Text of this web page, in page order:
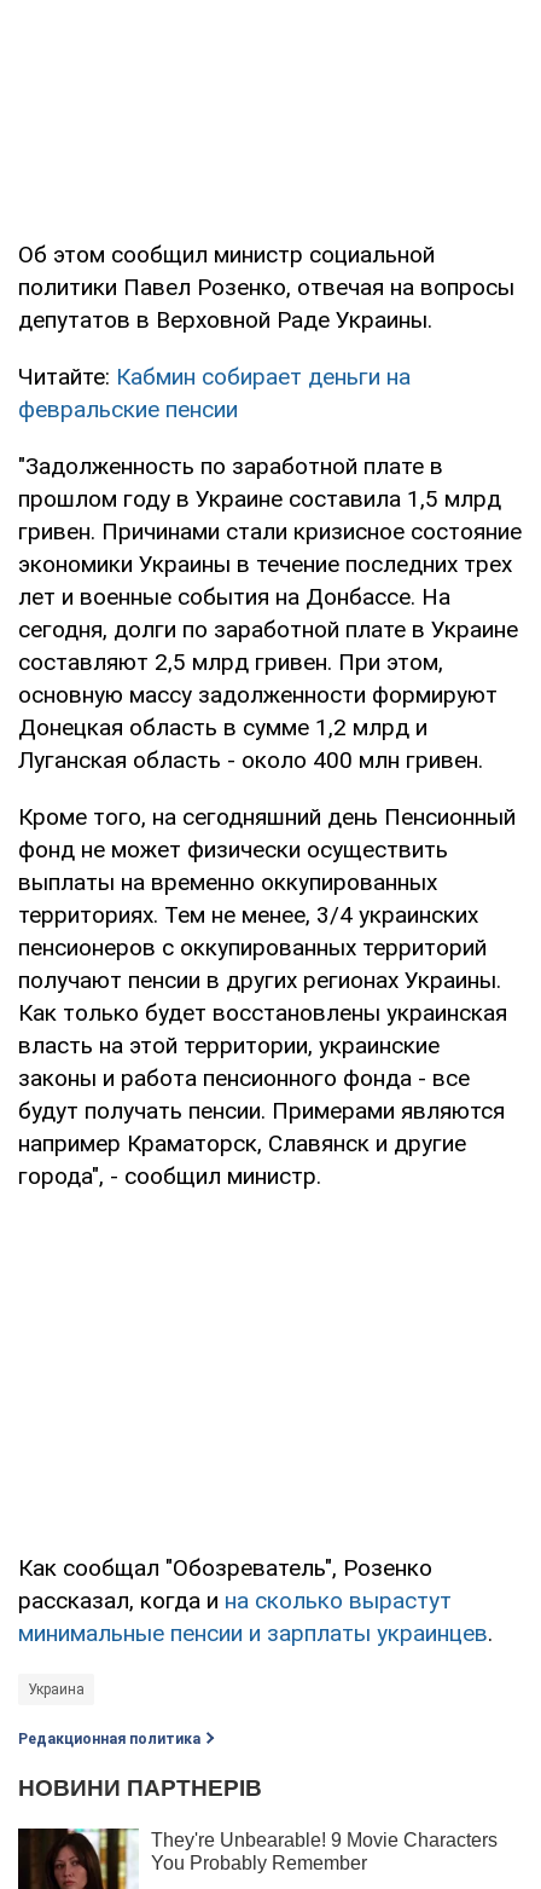
Об этом сообщил министр социальной
политики Павел Розенко, отвечая на вопросы
депутатов в Верховной Раде Украины.
Читайте: Кабмин собирает деньги на
февральские пенсии
"Задолженность по заработной плате в
прошлом году в Украине составила 1,5 млрд
гривен. Причинами стали кризисное состояние
экономики Украины в течение последних трех
лет и военные события на Донбассе. На
сегодня, долги по заработной плате в Украине
составляют 2,5 млрд гривен. При этом,
основную массу задолженности формируют
Донецкая область в сумме 1,2 млрд и
Луганская область - около 400 млн гривен.
Кроме того, на сегодняшний день Пенсионный
фонд не может физически осуществить
выплаты на временно оккупированных
территориях. Тем не менее, 3/4 украинских
пенсионеров с оккупированных территорий
получают пенсии в других регионах Украины.
Как только будет восстановлены украинская
власть на этой территории, украинские
законы и работа пенсионного фонда - все
будут получать пенсии. Примерами являются
например Краматорск, Славянск и другие
города", - сообщил министр.
Как сообщал "Обозреватель", Розенко
рассказал, когда и на сколько вырастут
минимальные пенсии и зарплаты украинцев.
Украина
Редакционная политика